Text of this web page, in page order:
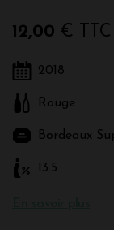
12,00 € TTC
2018
Rouge
Bordeaux
13.5